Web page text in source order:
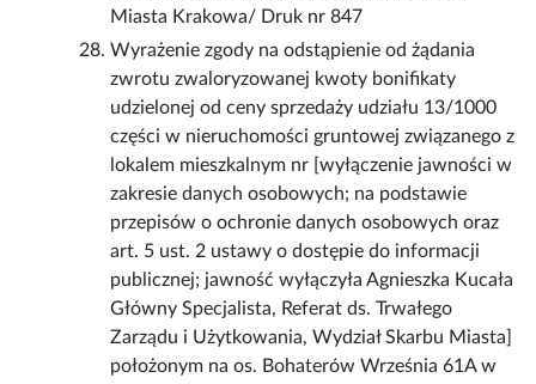
Miasta Krakowa/ Druk nr 847
Wyrażenie zgody na odstąpienie od żądania
zwrotu zwaloryzowanej kwoty bonifikaty
udzielonej od ceny sprzedaży udziału 13/1000
części w nieruchomości gruntowej związanego z
lokalem mieszkalnym nr [wyłączenie jawności w
zakresie danych osobowych; na podstawie
przepisów o ochronie danych osobowych oraz
art. 5 ust. 2 ustawy o dostępie do informacji
publicznej; jawność wyłączyła Agnieszka Kucała
Główny Specjalista, Referat ds. Trwałego
Zarządu i Użytkowania, Wydział Skarbu Miasta]
położonym na os. Bohaterów Września 61A w